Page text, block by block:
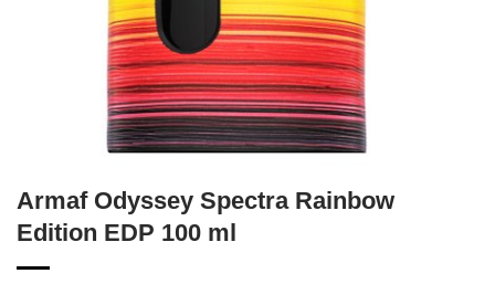
Armaf Odyssey Spectra Rainbow
Edition EDP 100 ml